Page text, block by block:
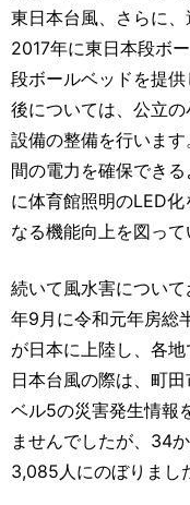
東日本台風、さらに、
2017年に東日本段ボ
段ボールベッドを提
後については、公立
設備の整備を行いま
間の電力を確保でき
に体育館照明のLED
なる機能向上を図って
続いて風水害につい
年9月に令和元年房総
が日本に上陸し、各
日本台風の際は、町
ベル5の災害発生情報
ませんでしたが、34
3,085人にのぼりまし